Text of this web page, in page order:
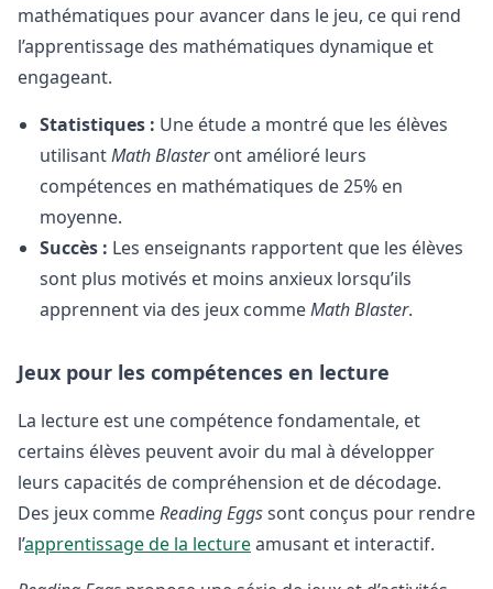
mathématiques pour avancer dans le jeu, ce qui rend
l’apprentissage des mathématiques dynamique et
engageant.
Statistiques : Une étude a montré que les élèves
utilisantMath Blasteront amélioré leurs
compétences en mathématiques de 25% en
moyenne.
Succès : Les enseignants rapportent que les élèves
sont plus motivés et moins anxieux lorsqu’ils
apprennent via des jeux commeMath Blaster.
Jeux pour les compétences en lecture
La lecture est une compétence fondamentale, et
certains élèves peuvent avoir du mal à développer
leurs capacités de compréhension et de décodage.
Des jeux commeReading Eggssont conçus pour rendre
l’apprentissage de la lectureamusant et interactif.